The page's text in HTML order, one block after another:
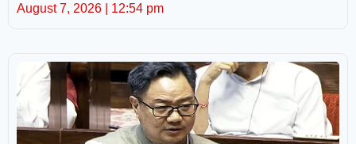
August 7, 2026 12:54 pm